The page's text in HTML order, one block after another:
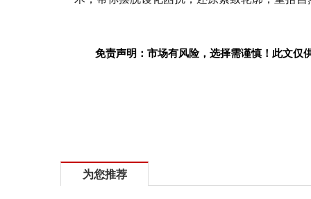
免责声明：市场有风险，选择需谨慎！此文仅
为您推荐